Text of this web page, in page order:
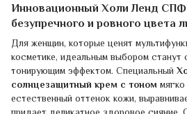
Инновационный Холи Ленд
безупречного и ровного цвета
Для женщин, которые ценят
косметике, идеальным выбором станут
тонирующим эффектом. Специальный
солнцезащитный крем с тоном
естественный оттенок кожи,
придает деликатное здоровое сияние.